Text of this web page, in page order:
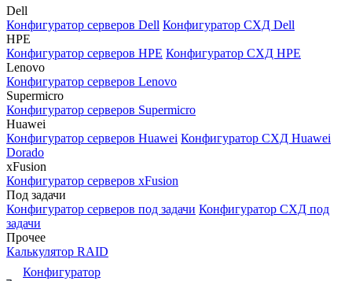
Dell
Конфигуратор серверов Dell Конфигуратор СХД Dell
HPE
Конфигуратор серверов HPE Конфигуратор СХД HPE
Lenovo
Конфигуратор серверов Lenovo
Supermicro
Конфигуратор серверов Supermicro
Huawei
Конфигуратор серверов Huawei Конфигуратор СХД Huawei
Dorado
xFusion
Конфигуратор серверов xFusion
Под задачи
Конфигуратор серверов под задачи Конфигуратор СХД под
задачи
Прочее
Калькулятор RAID
Конфигуратор